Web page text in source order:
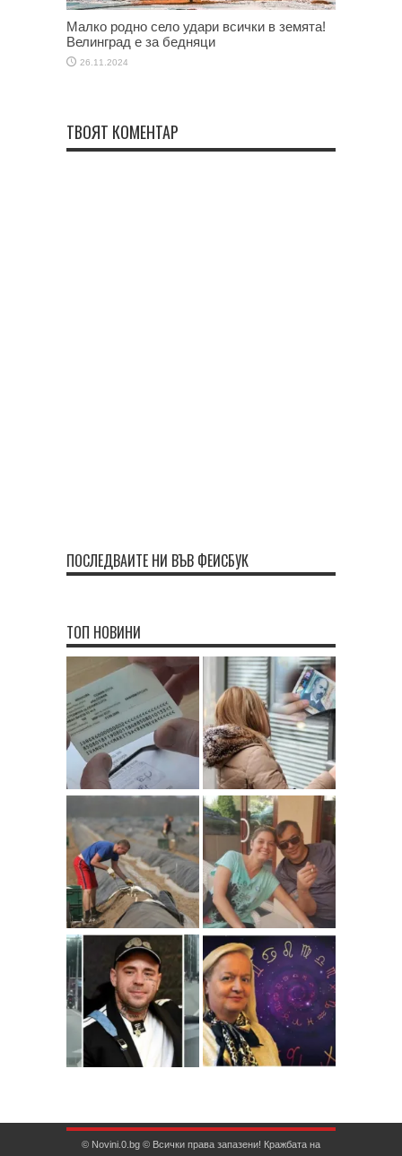
Малко родно село удари всички в земята!
Велинград е за бедняци
26.11.2024
ТВОЯТ КОМЕНТАР
ПОСЛЕДВАЙТЕ НИ ВЪВ ФЕЙСБУК
ТОП НОВИНИ
© Novini.0.bg © Всички права запазени! Кражбата на